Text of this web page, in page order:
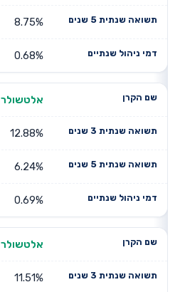
8.75%
0.68%
12.88%
6.24%
0.69%
11.51%